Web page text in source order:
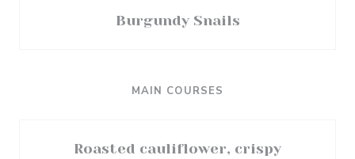
Burgundy Snails
MAIN COURSES
Roasted cauliflower, crispy